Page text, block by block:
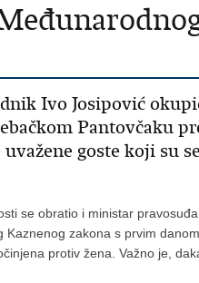
Ivo Josipović
Pantovčaku
goste koji su
se obratio i ministar
zakona s prvim
protiv žena. Važno je,